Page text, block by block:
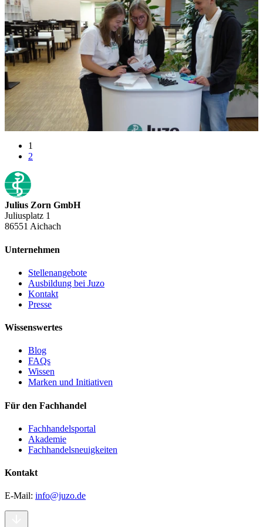
1
2
Julius Zorn GmbH
Juliusplatz 1
86551 Aichach
Unternehmen
Stellenangebote
Ausbildung bei Juzo
Kontakt
Presse
Wissenswertes
Blog
FAQs
Wissen
Marken und Initiativen
Für den Fachhandel
Fachhandelsportal
Akademie
Fachhandelsneuigkeiten
Kontakt
E-Mail: info@juzo.de